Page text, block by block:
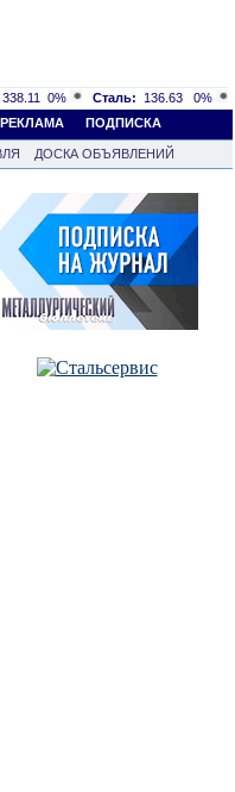
338.11 0% Сталь: 136.63
0%
РЕКЛАМА ПОДПИСКА
ДОСКА ОБЪЯВЛЕНИЙ